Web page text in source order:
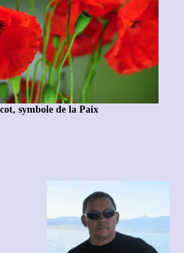
symbole de la Paix